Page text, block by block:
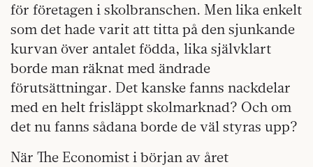
för företagen i skolbranschen. Men lika enkelt
som det hade varit att titta på den sjunkande
kurvan över antalet födda, lika självklart
borde man räknat med ändrade
förutsättningar. Det kanske fanns nackdelar
med en helt frisläppt skolmarknad? Och om
det nu fanns sådana borde de väl styras upp?
När The Economist i början av året